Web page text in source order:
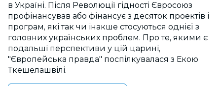
в Україні. Після Революції гідності Євросоюз
профінансував або фінансує з десяток проектів і
програм, які так чи інакше стосуються однієї з
головних українських проблем. Про те, якими є
подальші перспективи у цій царині,
"Європейська правда" поспілкувалася з Екою
Ткешелашвілі.